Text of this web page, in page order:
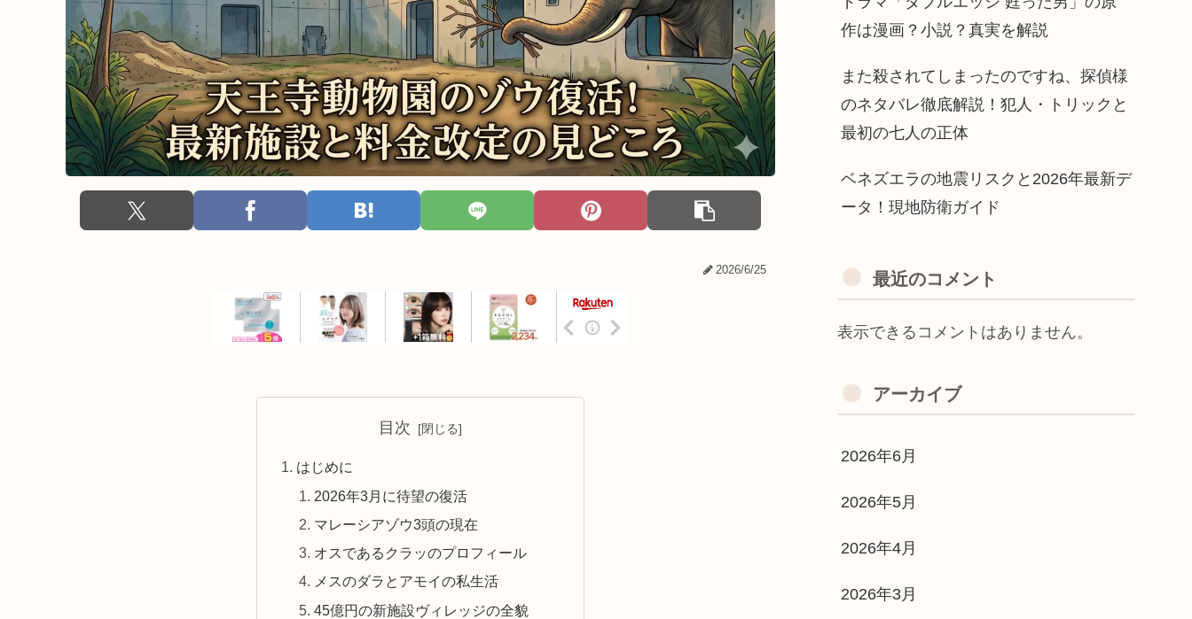
2026/6/25
目次
はじめに
2026年3月に待望の復活
マレーシアゾウ3頭の現在
オスであるクラッのプロフィール
メスのダラとアモイの私生活
45億円の新施設ヴィレッジの全貌
作は漫画？小説？真実を解説
また殺されてしまったのですね、探偵様
のネタバレ徹底解説！犯人・トリックと
最初の七人の正体
ベネズエラの地震リスクと2026年最新デ
ータ！現地防衛ガイド
最近のコメント
表示できるコメントはありません。
アーカイブ
2026年6月
2026年5月
2026年4月
2026年3月